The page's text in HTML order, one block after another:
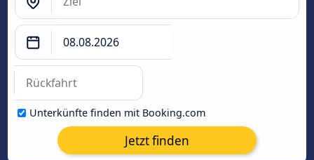
Unterkünfte finden mit Booking.com
Jetzt finden